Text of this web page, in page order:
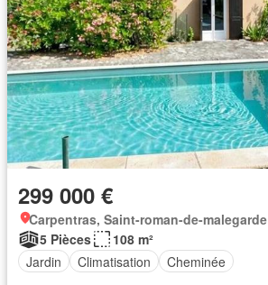
299 000 €
Carpentras, Saint-roman-de-malegarde
5 Pièces
108 m²
Jardin
Climatisation Cheminée